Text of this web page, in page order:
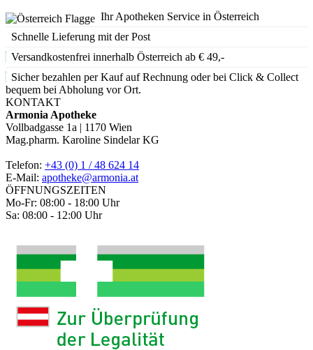
Ihr Apotheken Service in Österreich
Schnelle Lieferung mit der Post
Versandkostenfrei innerhalb Österreich ab € 49,-
Sicher bezahlen per Kauf auf Rechnung oder bei Click & Collect
bequem bei Abholung vor Ort.
KONTAKT
Armonia Apotheke
Vollbadgasse 1a | 1170 Wien
Mag.pharm. Karoline Sindelar KG
Telefon: +43 (0) 1 / 48 624 14
E-Mail: apotheke@armonia.at
ÖFFNUNGSZEITEN
Mo-Fr: 08:00 - 18:00 Uhr
Sa: 08:00 - 12:00 Uhr